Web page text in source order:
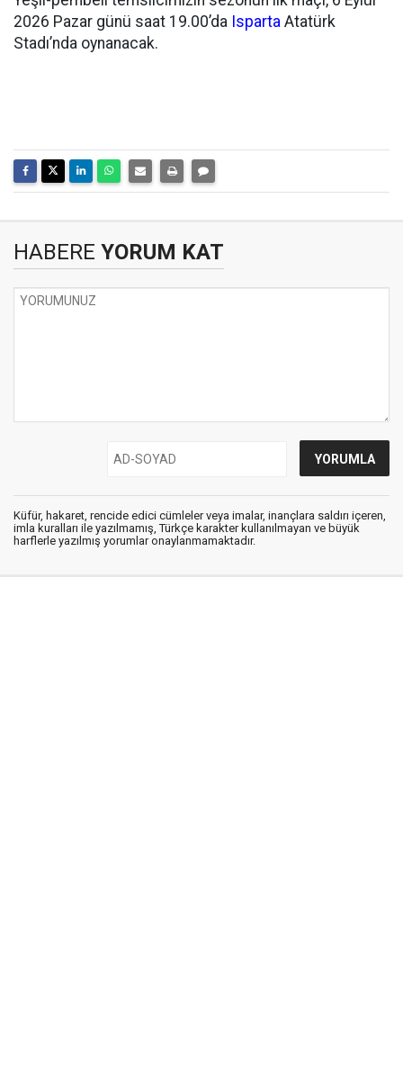
2026 Pazar günü saat 19.00’da Isparta Atatürk
Stadı’nda oynanacak.
HABERE YORUM KAT
Küfür, hakaret, rencide edici cümleler veya imalar, inançlara saldırı içeren,
imla kuralları ile yazılmamış, Türkçe karakter kullanılmayan ve büyük
harflerle yazılmış yorumlar onaylanmamaktadır.